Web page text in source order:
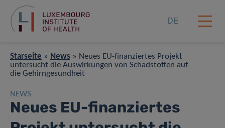
DE
Starseite » News » Neues EU-finanziertes Projekt
untersucht die Auswirkungen von Schadstoffen auf
die Gehirngesundheit
NEWS
Neues EU-finanziertes